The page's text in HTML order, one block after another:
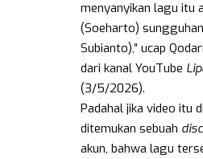
menyanyikan lagu itu
(Soeharto)
Subianto),” ucap
dari kanal YouTube
(3/5/2026).
Padahal jika video itu
ditemukan sebuah
akun, bahwa lagu